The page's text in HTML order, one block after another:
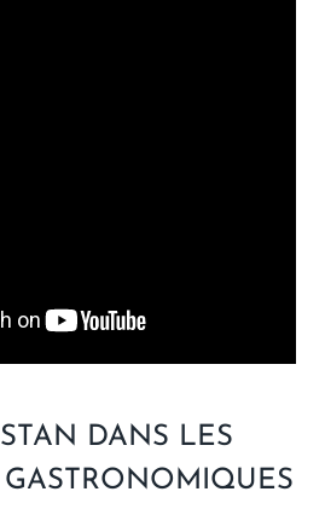
DANS LES